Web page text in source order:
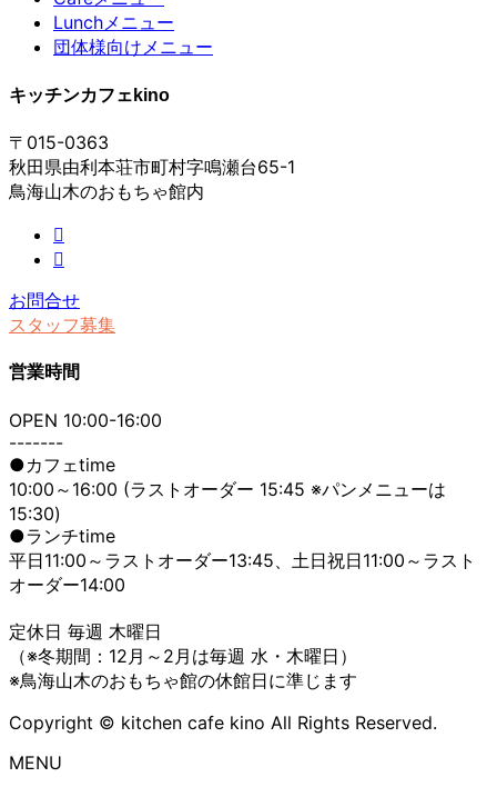
Lunchメニュー
団体様向けメニュー
キッチンカフェkino
〒015-0363
秋田県由利本荘市町村字鳴瀬台65-1
鳥海山木のおもちゃ館内
お問合せ
スタッフ募集
営業時間
OPEN 10:00-16:00
-------
●カフェtime
10:00～16:00 (ラストオーダー 15:45 ※パンメニューは
15:30)
●ランチtime
平日11:00～ラストオーダー13:45、土日祝日11:00～ラスト
オーダー14:00
定休日 毎週 木曜日
（※冬期間：12月～2月は毎週 水・木曜日）
※鳥海山木のおもちゃ館の休館日に準じます
Copyright © kitchen cafe kino All Rights Reserved.
MENU